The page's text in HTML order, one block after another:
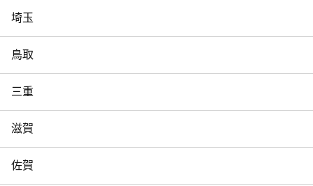
埼玉
鳥取
三重
滋賀
佐賀